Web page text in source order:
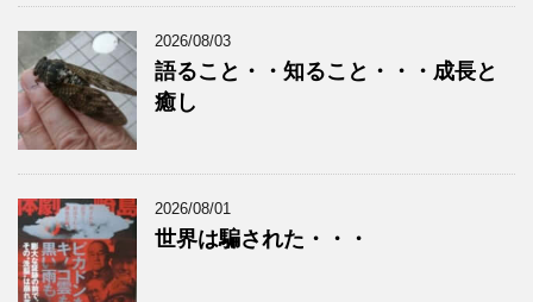
2026/08/03
語ること・・知ること・・・成長と
癒し
2026/08/01
世界は騙された・・・